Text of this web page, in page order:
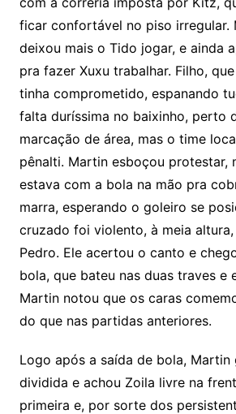
ficar confortável no piso irregular.
deixou mais o Tido jogar, e ainda
pra fazer Xuxu trabalhar. Filho,
tinha comprometido, espanando
falta duríssima no baixinho, perto
marcação de área, mas o time
pênalti. Martin esboçou protestar,
estava com a bola na mão pra
marra, esperando o goleiro se
cruzado foi violento, à meia
Pedro. Ele acertou o canto e
bola, que bateu nas duas traves e
Martin notou que os caras
do que nas partidas anteriores.
Logo após a saída de bola, Martin
dividida e achou Zoila livre na
primeira e, por sorte dos